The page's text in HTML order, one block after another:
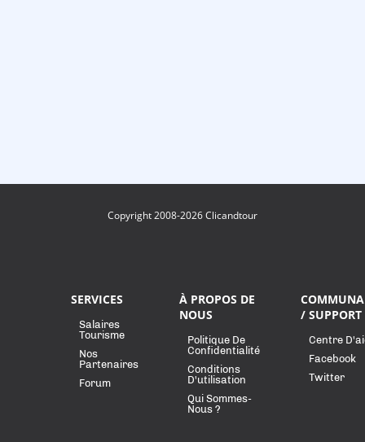
Copyright 2008-2026 Clicandtour
SERVICES
Salaires
Tourisme
Nos
Partenaires
Forum
À PROPOS DE
NOUS
Politique De
Confidentialité
Conditions
D'utilisation
Qui Sommes-
Nous ?
/ SUPPORT
Centre
Facebook
Twitter